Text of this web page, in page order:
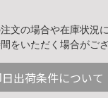
文の場合や在庫状況
をいただく場合がござ
出荷条件について